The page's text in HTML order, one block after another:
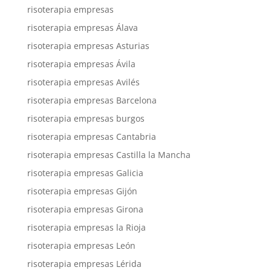
risoterapia empresas
risoterapia empresas Álava
risoterapia empresas Asturias
risoterapia empresas Ávila
risoterapia empresas Avilés
risoterapia empresas Barcelona
risoterapia empresas burgos
risoterapia empresas Cantabria
risoterapia empresas Castilla la Mancha
risoterapia empresas Galicia
risoterapia empresas Gijón
risoterapia empresas Girona
risoterapia empresas la Rioja
risoterapia empresas León
risoterapia empresas Lérida